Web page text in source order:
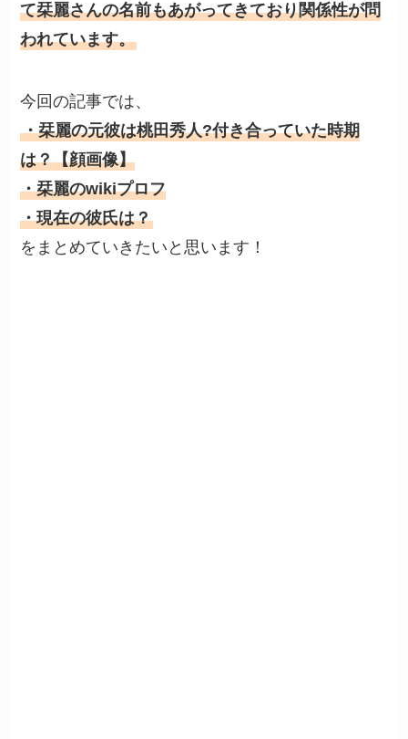
て栞麗さんの名前もあがってきており関係性が問
われています。
今回の記事では、
・栞麗の元彼は桃田秀人?付き合っていた時期
は？【顔画像】
・栞麗のwikiプロフ
・現在の彼氏は？
をまとめていきたいと思います！